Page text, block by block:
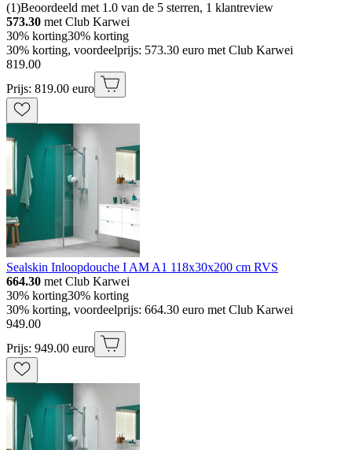
(1)Beoordeeld met 1.0 van de 5 sterren, 1 klantreview
573.30 met Club Karwei
30% korting30% korting
30% korting, voordeelprijs: 573.30 euro met Club Karwei
819.00
Prijs: 819.00 euro
Sealskin Inloopdouche I AM A1 118x30x200 cm RVS
664.30 met Club Karwei
30% korting30% korting
30% korting, voordeelprijs: 664.30 euro met Club Karwei
949.00
Prijs: 949.00 euro